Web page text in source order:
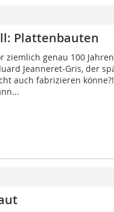
Plattenbauten
ziemlich genau 100
Jeanneret-Gris, der
auch fabri­zieren